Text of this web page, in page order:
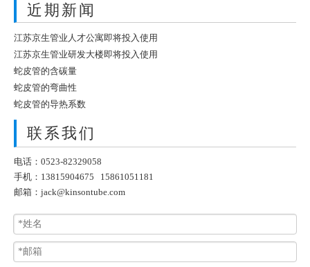
近期新闻
江苏京生管业人才公寓即将投入使用
江苏京生管业研发大楼即将投入使用
蛇皮管的含碳量
蛇皮管的弯曲性
蛇皮管的导热系数
联系我们
电话：0523-82329058
手机：13815904675 15861051181
邮箱： jack@kinsontube.com